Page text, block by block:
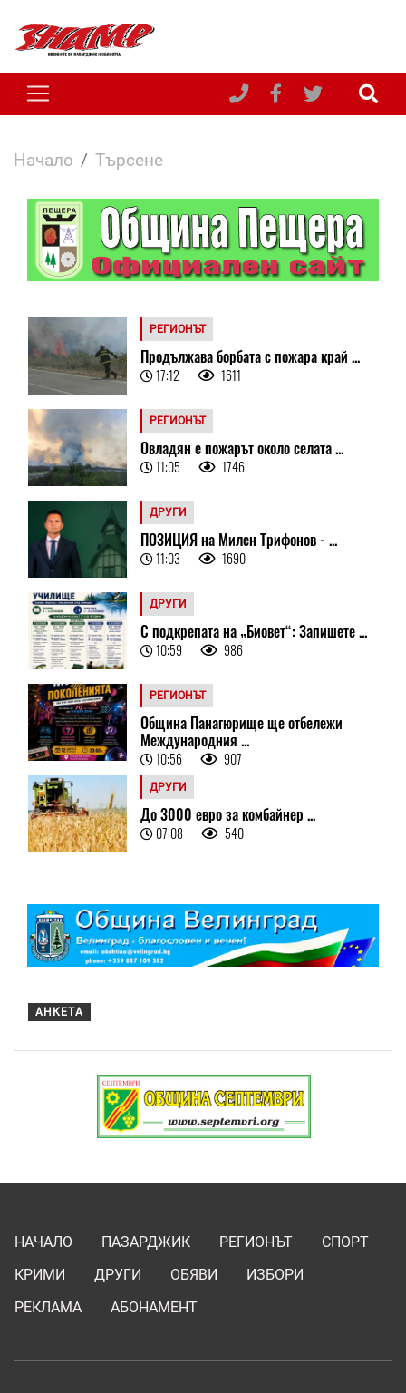
Начало Търсене
РЕГИОНЪТ
Продължава борбата с пожара край ...
17:12 1611
РЕГИОНЪТ
Овладян е пожарът около селата ...
11:05 1746
ДРУГИ
ПОЗИЦИЯ на Милен Трифонов - ...
11:03 1690
ДРУГИ
С подкрепата на „Биовет“: Запишете ...
10:59 986
РЕГИОНЪТ
Община Панагюрище ще отбележи
Международния ...
10:56 907
ДРУГИ
До 3000 евро за комбайнер ...
07:08 540
АНКЕТА
НАЧАЛО ПАЗАРДЖИК РЕГИОНЪТ
СПОРТ
КРИМИ
ДРУГИ ОБЯВИ
ИЗБОРИ
РЕКЛАМА
АБОНАМЕНТ